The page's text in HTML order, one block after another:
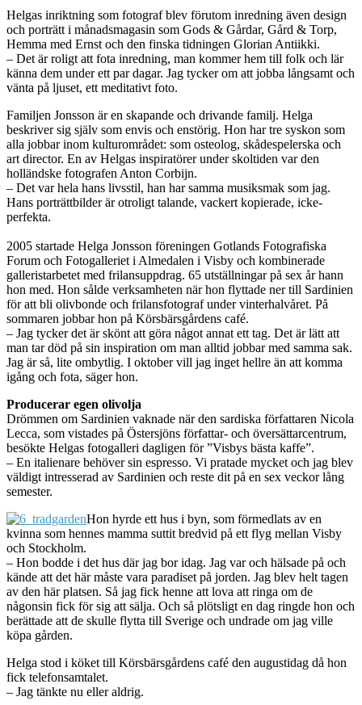
Helgas inriktning som fotograf blev förutom inredning även design
och porträtt i månadsmagasin som Gods & Gårdar, Gård & Torp,
Hemma med Ernst och den finska tidningen Glorian Antiikki.
– Det är roligt att fota inredning, man kommer hem till folk och lär
känna dem under ett par dagar. Jag tycker om att jobba långsamt och
vänta på ljuset, ett meditativt foto.
Familjen Jonsson är en skapande och drivande familj. Helga
beskriver sig själv som envis och enstörig. Hon har tre syskon som
alla jobbar inom kulturområdet: som osteolog, skådespelerska och
art director. En av Helgas inspiratörer under skoltiden var den
holländske fotografen Anton Corbijn.
– Det var hela hans livsstil, han har samma musiksmak som jag.
Hans porträttbilder är otroligt talande, vackert kopierade, icke-
perfekta.
2005 startade Helga Jonsson föreningen Gotlands Fotografiska
Forum och Fotogalleriet i Almedalen i Visby och kombinerade
galleristarbetet med frilansuppdrag. 65 utställningar på sex år hann
hon med. Hon sålde verksamheten när hon flyttade ner till Sardinien
för att bli olivbonde och frilansfotograf under vinterhalvåret. På
sommaren jobbar hon på Körsbärsgårdens café.
– Jag tycker det är skönt att göra något annat ett tag. Det är lätt att
man tar död på sin inspiration om man alltid jobbar med samma sak.
Jag är så, lite ombytlig. I oktober vill jag inget hellre än att komma
igång och fota, säger hon.
Producerar egen olivolja
Drömmen om Sardinien vaknade när den sardiska författaren Nicola
Lecca, som vistades på Östersjöns författar- och översättarcentrum,
besökte Helgas fotogalleri dagligen för ”Visbys bästa kaffe”.
– En italienare behöver sin espresso. Vi pratade mycket och jag blev
väldigt intresserad av Sardinien och reste dit på en sex veckor lång
semester.
Hon hyrde ett hus i byn, som förmedlats av en
kvinna som hennes mamma suttit bredvid på ett flyg mellan Visby
och Stockholm.
– Hon bodde i det hus där jag bor idag. Jag var och hälsade på och
kände att det här måste vara paradiset på jorden. Jag blev helt tagen
av den här platsen. Så jag fick henne att lova att ringa om de
någonsin fick för sig att sälja. Och så plötsligt en dag ringde hon och
berättade att de skulle flytta till Sverige och undrade om jag ville
köpa gården.
Helga stod i köket till Körsbärsgårdens café den augustidag då hon
fick telefonsamtalet.
– Jag tänkte nu eller aldrig.